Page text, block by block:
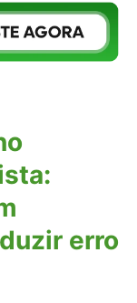
erro